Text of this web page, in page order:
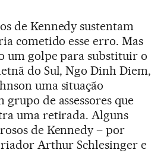
de Kennedy sustentam
cometido esse erro. Mas
um golpe para substituir o
do Sul, Ngo Dinh Diem,
uma situação
de assessores que
uma retirada. Alguns
de Kennedy – por
Arthur Schlesinger e